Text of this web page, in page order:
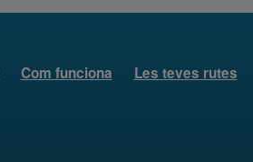
Com funciona Les teves rutes